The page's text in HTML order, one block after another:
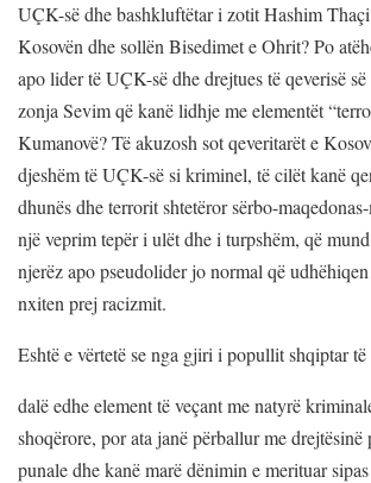
UÇK-së dhe bashkluftëtar i zotit Hashim
Kosovën dhe sollën Bisedimet e Ohrit? Po
apo lider të UÇK-së dhe drejtues të qeverisë
zonja Sevim që kanë lidhje me elementët
Kumanovë? Të akuzosh sot qeveritarët e
djeshëm të UÇK-së si kriminel, të cilët kanë
dhunës dhe terrorit shtetëror sërbo-
një veprim tepër i ulët dhe i turpshëm, që
njerëz apo pseudolider jo normal që
nxiten prej racizmit.
Eshtë e vërtetë se nga gjiri i popullit shqiptar
dalë edhe element të veçant me natyrë
shoqërore, por ata janë përballur me drejtësinë
punale dhe kanë marë dënimin e merituar